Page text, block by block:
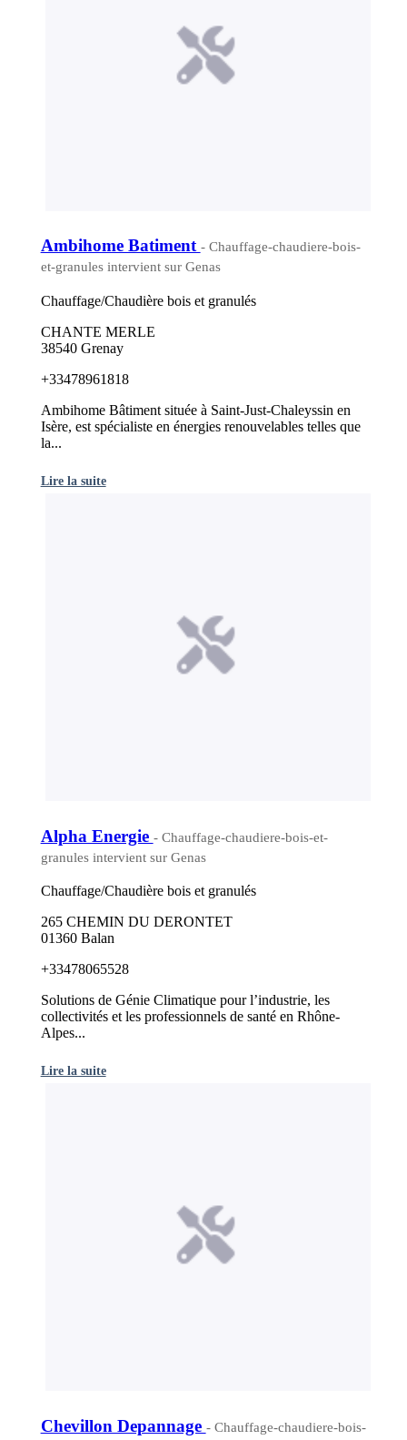
Ambihome Batiment - Chauffage-chaudiere-bois-
et-granules intervient sur Genas
Chauffage/Chaudière bois et granulés
CHANTE MERLE
38540 Grenay
+33478961818
Ambihome Bâtiment située à Saint-Just-Chaleyssin en
Isère, est spécialiste en énergies renouvelables telles que
la...
Lire la suite
Alpha Energie - Chauffage-chaudiere-bois-et-
granules intervient sur Genas
Chauffage/Chaudière bois et granulés
265 CHEMIN DU DERONTET
01360 Balan
+33478065528
Solutions de Génie Climatique pour l’industrie, les
collectivités et les professionnels de santé en Rhône-
Alpes...
Lire la suite
Chevillon Depannage - Chauffage-chaudiere-bois-